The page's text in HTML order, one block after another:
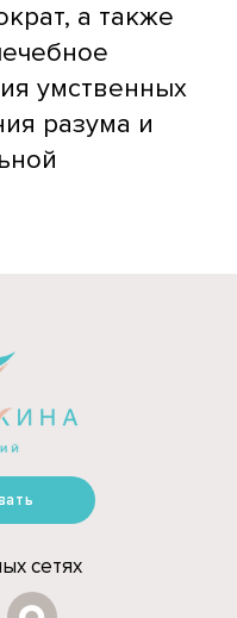
а также
умственных
разума и
сетях